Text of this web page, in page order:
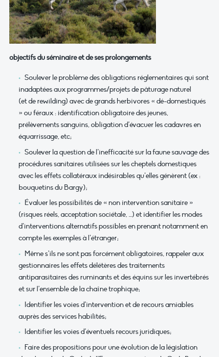
objectifs du séminaire et de ses prolongements
Soulever le problème des obligations réglementaires qui sont
inadaptées aux programmes/projets de pâturage naturel
(et de rewilding) avec de grands herbivores « dé-domestiqués
» ou féraux : identification obligatoire des jeunes,
prélèvements sanguins, obligation d’évacuer les cadavres en
équarrissage, etc;
Soulever la question de l’inefficacité sur la faune sauvage des
procédures sanitaires utilisées sur les cheptels domestiques
avec les effets collatéraux indésirables qu’elles génèrent (ex :
bouquetins du Bargy);
Évaluer les possibilités de « non intervention sanitaire »
(risques réels, acceptation sociétale, …) et identifier les modes
d’interventions alternatifs possibles en prenant notamment en
compte les exemples à l’étranger;
Même s’ils ne sont pas forcément obligatoires, rappeler aux
gestionnaires les effets délétères des traitements
antiparasitaires des ruminants et des équins sur les invertébrés
et sur l’ensemble de la chaîne trophique;
Identifier les voies d’intervention et de recours amiables
auprès des services habilités;
Identifier les voies d’éventuels recours juridiques;
Faire des propositions pour une évolution de la législation